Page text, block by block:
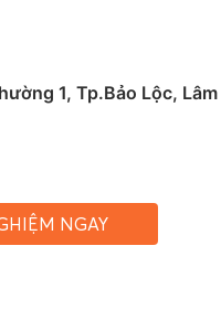
1, Tp.Bảo Lộc, Lâm
NGAY